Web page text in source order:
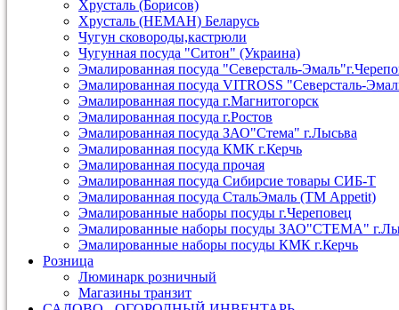
Хрусталь (Борисов)
Хрусталь (НЕМАН) Беларусь
Чугун сковороды,кастрюли
Чугунная посуда "Ситон" (Украина)
Эмалированная посуда "Северсталь-
Эмалированная посуда VITROSS "Северсталь-
Эмалированная посуда г.Магнитогорск
Эмалированная посуда г.Ростов
Эмалированная посуда ЗАО"Стема" г.Лысьва
Эмалированная посуда КМК г.Керчь
Эмалированная посуда прочая
Эмалированная посуда Сибирсие товары СИБ-Т
Эмалированная посуда СтальЭмаль (ТМ Appetit)
Эмалированные наборы посуды г.Череповец
Эмалированные наборы посуды ЗАО"СТЕМА"
Эмалированные наборы посуды КМК г.Керчь
Розница
Люминарк розничный
Магазины транзит